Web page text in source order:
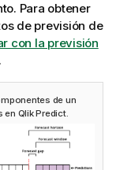
Para obtener
de previsión de
con la previsión
de un
en Qlik Predict.